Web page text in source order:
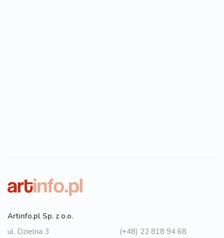
Artinfo.pl Sp. z o.o.
ul. Dzielna 3
(+48) 22 818 94 68